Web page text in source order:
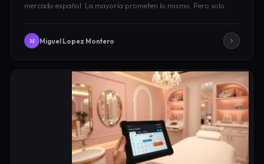
mercado español. La mayoría prometen lo mismo. Pero solo…
M Miguel Lopez Montero